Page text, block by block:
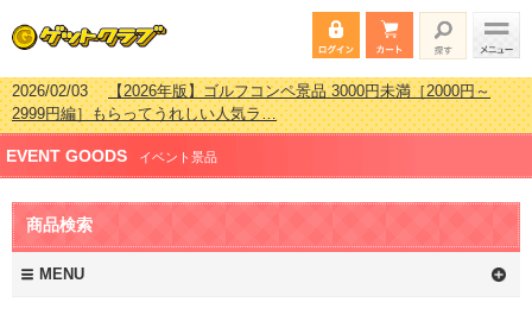
2026/02/03【2026年版】ゴルフコンペ景品 3000円未満［2000円～
2999円編］もらってうれしい人気ラ…
2026/07/15【2026年版】ビンゴゲーム景品おすすめ金額別人気ランキ
ング 更新しました！
2026/04/03【2026年版】ゴルフコンペ景品 3000円未満［2000円～
2999円編］もらってうれしい人気ラ…
2026/02/16
新しました！
EVENT GOODS イベント景品
商品検索
MENU